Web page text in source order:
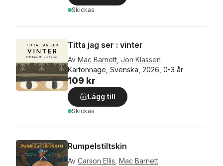
Skickas
Titta jag ser : vinter
Av Mac Barnett Jon Klassen
Kartonnage, Svenska, 2026, 0-3 år
109 kr
Lägg till
Skickas
Rumpelstiltskin
Av Carson Ellis Mac Barnett